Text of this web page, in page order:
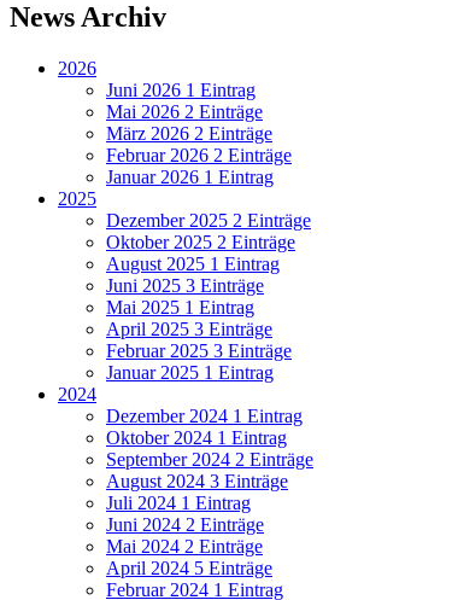
News Archiv
2026
Juni 2026 1 Eintrag
Mai 2026 2 Einträge
März 2026 2 Einträge
Februar 2026 2 Einträge
Januar 2026 1 Eintrag
2025
Dezember 2025 2 Einträge
Oktober 2025 2 Einträge
August 2025 1 Eintrag
Juni 2025 3 Einträge
Mai 2025 1 Eintrag
April 2025 3 Einträge
Februar 2025 3 Einträge
Januar 2025 1 Eintrag
2024
Dezember 2024 1 Eintrag
Oktober 2024 1 Eintrag
September 2024 2 Einträge
August 2024 3 Einträge
Juli 2024 1 Eintrag
Juni 2024 2 Einträge
Mai 2024 2 Einträge
April 2024 5 Einträge
Februar 2024 1 Eintrag